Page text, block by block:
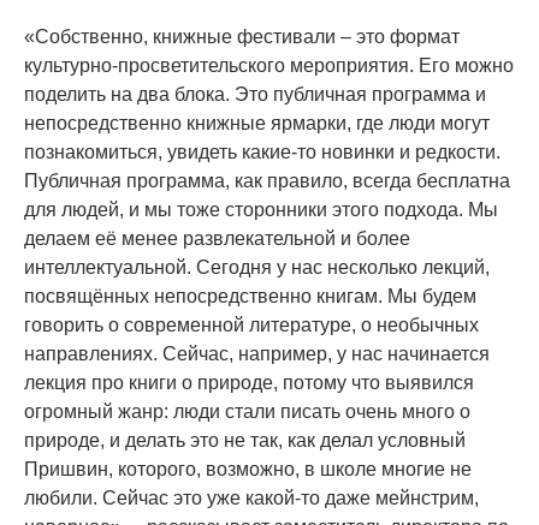
«Собственно, книжные фестивали – это формат
культурно-просветительского мероприятия. Его можно
поделить на два блока. Это публичная программа и
непосредственно книжные ярмарки, где люди могут
познакомиться, увидеть какие-то новинки и редкости.
Публичная программа, как правило, всегда бесплатна
для людей, и мы тоже сторонники этого подхода. Мы
делаем её менее развлекательной и более
интеллектуальной. Сегодня у нас несколько лекций,
посвящённых непосредственно книгам. Мы будем
говорить о современной литературе, о необычных
направлениях. Сейчас, например, у нас начинается
лекция про книги о природе, потому что выявился
огромный жанр: люди стали писать очень много о
природе, и делать это не так, как делал условный
Пришвин, которого, возможно, в школе многие не
любили. Сейчас это уже какой-то даже мейнстрим,